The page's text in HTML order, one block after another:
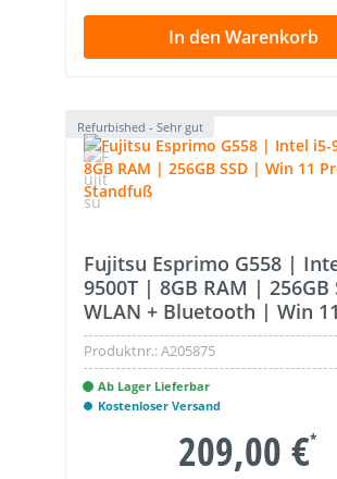
In den Warenkorb
Refurbished - Sehr gut
Fujitsu Esprimo G558 |
9500T | 8GB RAM | 256GB
WLAN + Bluetooth | Win
ohne Standfuß
Produktnr.:A205875
Ab Lager Lieferbar
Kostenloser Versand
209,00 €*